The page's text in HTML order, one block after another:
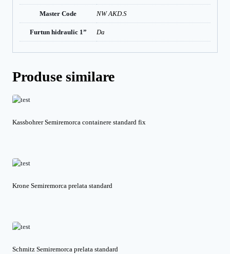
Master Code NW AKD.S
Furtun hidraulic 1” Da
Produse similare
Kassbohrer Semiremorca containere standard fix
Krone Semiremorca prelata standard
Schmitz Semiremorca prelata standard